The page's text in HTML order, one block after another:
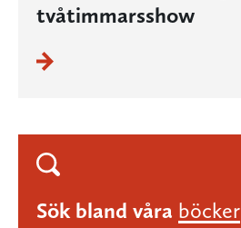
tvåtimmarsshow
Sök bland våra böcker